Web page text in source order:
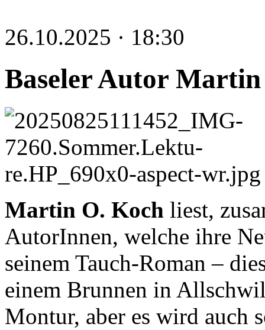
26.10.2025 · 18:30
Baseler Autor
Martin O. Koch liest,
AutorInnen, welche ihre
seinem Tauch-Roman –
einem Brunnen in
Montur, aber es wird auch